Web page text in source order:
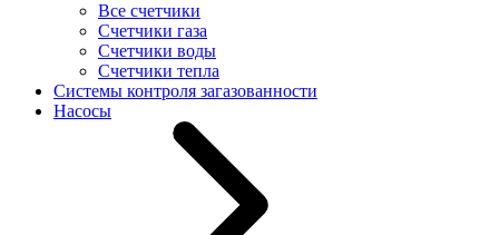
Все счетчики
Счетчики газа
Счетчики воды
Счетчики тепла
Системы контроля загазованности
Насосы